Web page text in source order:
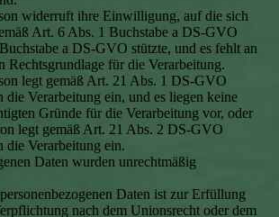
widerruft ihre Einwilligung, auf die sich
Art. 6 Abs. 1 Buchstabe a DS-GVO
a DS-GVO stützte, und es fehlt an
Rechtsgrundlage für die Verarbeitung.
legt gemäß Art. 21 Abs. 1 DS-GVO
die Verarbeitung ein, und es liegen keine
Gründe für die Verarbeitung vor, oder
legt gemäß Art. 21 Abs. 2 DS-GVO
die Verarbeitung ein.
Daten wurden unrechtmäßig
Daten ist zur Erfüllung
nach dem Unionsrecht oder dem